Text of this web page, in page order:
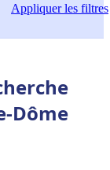
Appliquerles filtres
Dôme